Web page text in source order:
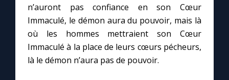
n’auront pas confiance en son Cœur
Immaculé, le démon aura du pouvoir, mais là
où les hommes mettraient son Cœur
Immaculé à la place de leurs cœurs pécheurs,
là le démon n’aura pas de pouvoir.